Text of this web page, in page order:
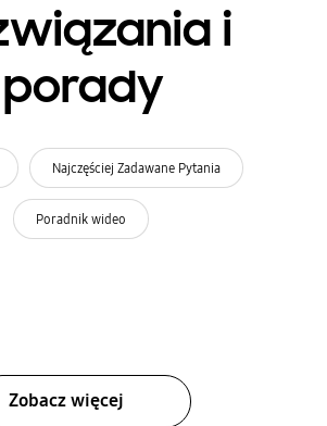
i
porady
Najczęściej Zadawane Pytania
Poradnik wideo
Zobacz więcej